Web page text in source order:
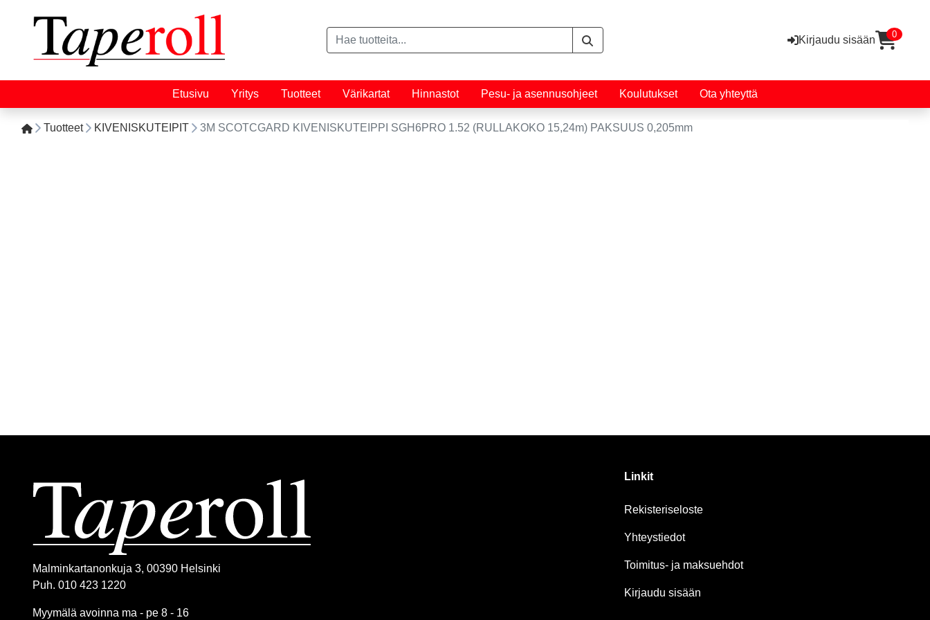
Kirjaudu sisään 0
Etusivu Yritys Tuotteet Värikartat Hinnastot Pesu- ja asennusohjeet Koulutukset Ota yhteyttä
Tuotteet KIVENISKUTEIPIT 3M SCOTCGARD KIVENISKUTEIPPI SGH6PRO 1.52 (RULLAKOKO 15,24m) PAKSUUS 0,205mm
Malminkartanonkuja 3, 00390 Helsinki
Puh. 010 423 1220
Myymälä avoinna ma - pe 8 - 16
Linkit
Rekisteriseloste
Yhteystiedot
Toimitus- ja maksuehdot
Kirjaudu sisään